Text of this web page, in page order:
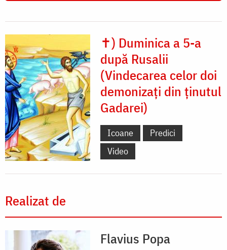
✝) Duminica a 5-a
după Rusalii
(Vindecarea celor doi
demonizați din ținutul
Gadarei)
Icoane
Predici
Video
Realizat de
Flavius Popa